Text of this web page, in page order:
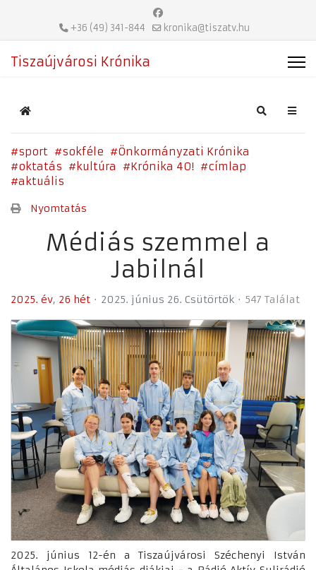
+36 (49) 341-844 kronika@tiszatv.hu
Tiszaújvárosi Krónika
Home Search
sport sokféle
Önkormányzati Krónika
oktatás
kultúra Krónika 40!
címlap
aktuális
Nyomtatás
Médiás szemmel a
Jabilnál
2025. év 26 hét 2025. június 26. Csütörtök 547 Találat
2025. június 12-én a Tiszaújvárosi Széchenyi István